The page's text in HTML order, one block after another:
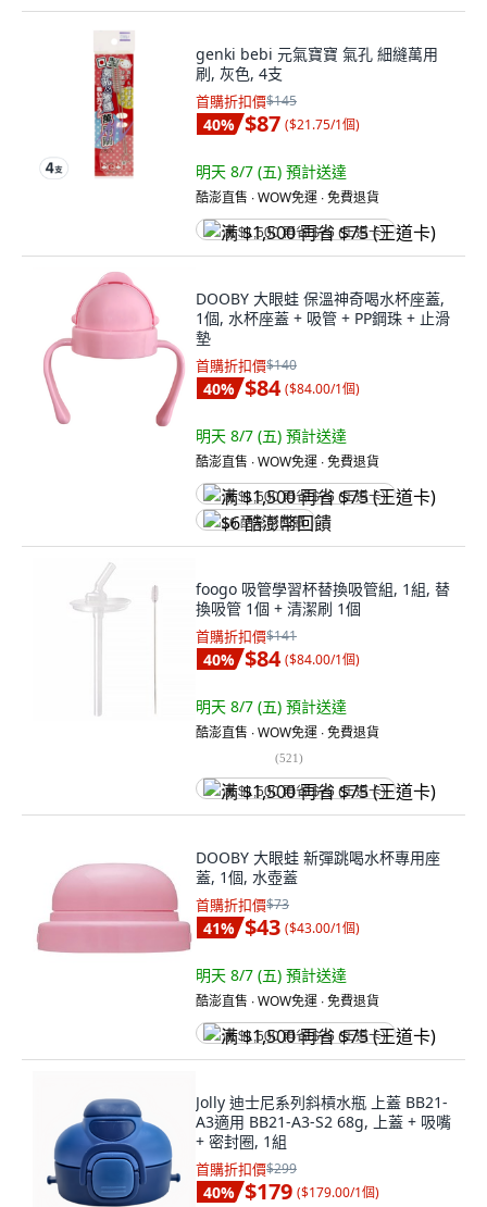
genki bebi 元氣寶寶 氣孔 細縫萬用
刷, 灰色, 4支
首購折扣價$145
40% $87 ($21.75/1個)
明天 8/7 (五) 預計送達
酷澎直售 ∙ WOW免運 ∙ 免費退貨
满 $1,500 再省 $75 (王道卡)
DOOBY 大眼蛙 保溫神奇喝水杯座蓋,
1個, 水杯座蓋 + 吸管 + PP鋼珠 + 止滑
墊
首購折扣價$140
40% $84 ($84.00/1個)
明天 8/7 (五) 預計送達
酷澎直售 ∙ WOW免運 ∙ 免費退貨
满 $1,500 再省 $75 (王道卡)
$6 酷澎幣回饋
foogo 吸管學習杯替換吸管組, 1組, 替
換吸管 1個 + 清潔刷 1個
首購折扣價$141
40% $84 ($84.00/1個)
明天 8/7 (五) 預計送達
酷澎直售 ∙ WOW免運 ∙ 免費退貨
(521)
满 $1,500 再省 $75 (王道卡)
DOOBY 大眼蛙 新彈跳喝水杯專用座
蓋, 1個, 水壺蓋
首購折扣價$73
41% $43 ($43.00/1個)
明天 8/7 (五) 預計送達
酷澎直售 ∙ WOW免運 ∙ 免費退貨
满 $1,500 再省 $75 (王道卡)
Jolly 迪士尼系列斜槓水瓶 上蓋 BB21-
A3適用 BB21-A3-S2 68g, 上蓋 + 吸嘴
+ 密封圈, 1組
首購折扣價$299
40% $179 ($179.00/1個)